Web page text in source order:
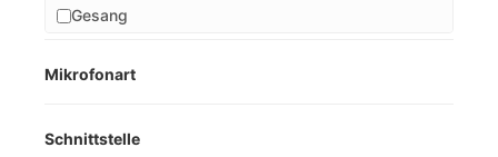
Gesang
Home Studio
Livebühne
Mikrofonart
Schnittstelle